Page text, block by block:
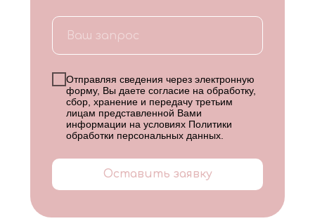
Отправляя сведения через электронную
форму, Вы даете согласие на обработку,
сбор, хранение и передачу третьим
лицам представленной Вами
информации на условиях Политики
обработки персональных данных
Оставить заявку